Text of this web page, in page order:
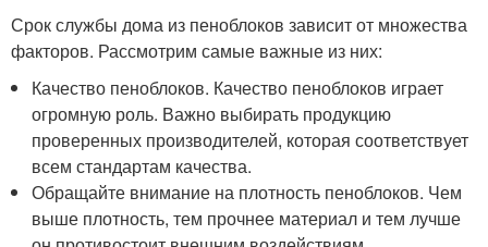
Срок службы дома из пеноблоков зависит от множества
факторов. Рассмотрим самые важные из них:
Качество пеноблоков. Качество пеноблоков играет
огромную роль. Важно выбирать продукцию
проверенных производителей, которая соответствует
всем стандартам качества.
Обращайте внимание на плотность пеноблоков. Чем
выше плотность, тем прочнее материал и тем лучше